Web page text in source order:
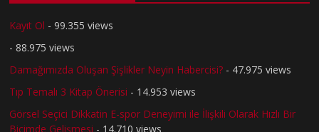
Kayıt Ol - 99.355 views
- 88.975 views
Damağımızda Oluşan Şişlikler Neyin Habercisi? - 47.975 views
Tıp Temalı 3 Kitap Önerisi - 14.953 views
Görsel Seçici Dikkatin E-spor Deneyimi ile İlişkili Olarak Hızlı Bir
Biçimde Gelişmesi - 14.710 views